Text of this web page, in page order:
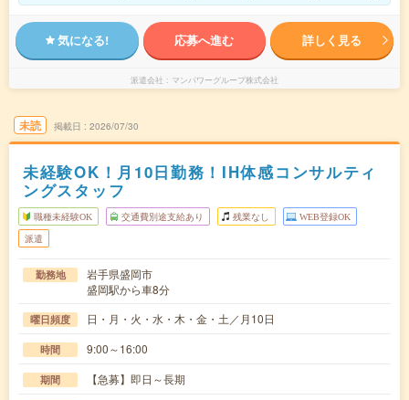
気になる! 応募へ進む 詳しく見る
派遣会社 マンパワーグループ株式会社
未読 掲載日 2026/07/30
未経験OK！月10日勤務！IH体感コンサルティ
ングスタッフ
職種未経験OK 交通費別途支給あり 残業なし WEB登録OK
派遣
勤務地
岩手県盛岡市
盛岡駅から車8分
曜日頻度 日・月・火・水・木・金・土／月10日
時間 9:00～16:00
期間 【急募】即日～長期